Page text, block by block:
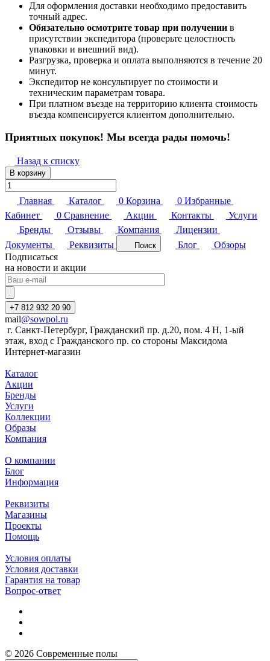
Для оформления доставки необходимо предоставить
точный адрес.
Обязательно осмотрите товар при получении в
присутствии экспедитора (проверьте целостность
упаковки и внешний вид).
Разгрузка, проверка и оплата выполняются в течение 20
минут.
Экспедитор не консультирует по стоимости и
техническим параметрам товара.
При платном въезде на территорию клиента стоимость
въезда компенсируется клиентом дополнительно.
Приятных покупок! Мы всегда рады помочь!
Назад к списку
В корзину
Главная Каталог 0 Корзина 0 Избранные
Кабинет
0 Сравнение Акции Контакты
Услуги
Бренды
Отзывы Компания
Лицензии
Документы
Реквизиты Поиск Блог
Обзоры
Подписаться
на новости и акции
+7 812 932 20 90
mail@sowpol.ru
г. Санкт-Петербург, Гражданский пр. д.20, пом. 4 Н, 1-ый
этаж, вход с Гражданского пр. со стороны Максидома
Интернет-магазин
Каталог
Акции
Бренды
Услуги
Коллекции
Образы
Компания
О компании
Блог
Информация
Реквизиты
Магазины
Проекты
Помощь
Условия оплаты
Условия доставки
Гарантия на товар
Вопрос-ответ
© 2026 Современные полы